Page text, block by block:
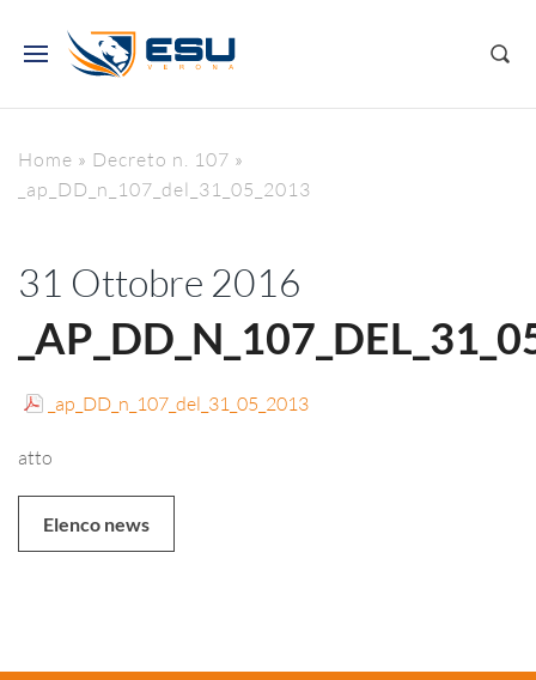
Home » Decreto n. 107 »
_ap_DD_n_107_del_31_05_2013
31 Ottobre 2016
_ap_DD_n_107_del_31_05_2013
atto
Elenco news